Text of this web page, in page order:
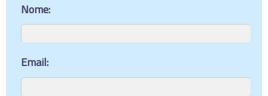
Nome:
Email: